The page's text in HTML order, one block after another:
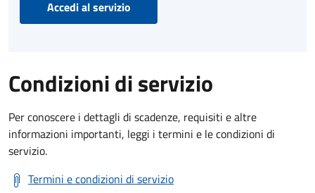
Accedi al servizio
Condizioni di servizio
Per conoscere i dettagli di scadenze, requisiti e altre
informazioni importanti, leggi i termini e le condizioni di
servizio.
Termini e condizioni di servizio